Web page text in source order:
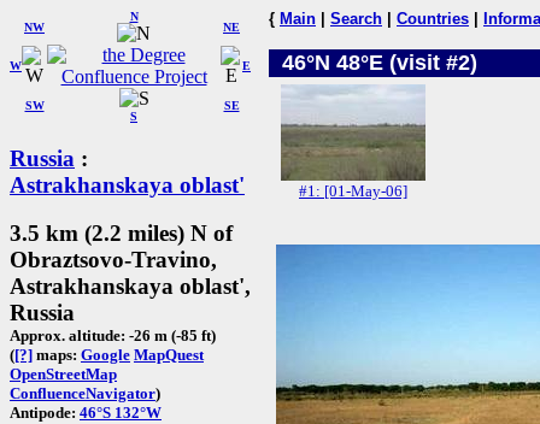
W
NW
N
NE
SW
S
SE
E
Russia :
Astrakhanskaya oblast'
3.5 km (2.2 miles) N of
Obraztsovo-Travino,
Astrakhanskaya oblast',
Russia
Approx. altitude: -26 m (-85 ft)
([?] maps: Google MapQuest
OpenStreetMap
ConfluenceNavigator)
Antipode: 46°S 132°W
{ Main Search Countries
46°N 48°E (visit #2)
#1: [01-May-06]